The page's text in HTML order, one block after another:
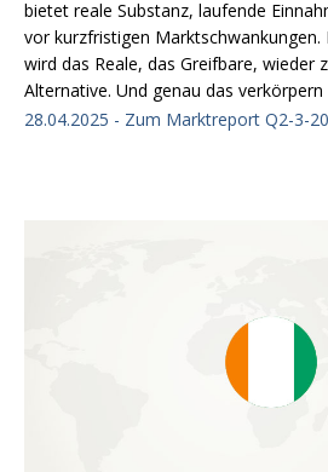
bietet reale Substanz, laufende
vor kurzfristigen Marktschwankungen.
wird das Reale, das Greifbare, wieder
Alternative. Und genau das
28.04.2025 - Zum Marktreport Q2-3-